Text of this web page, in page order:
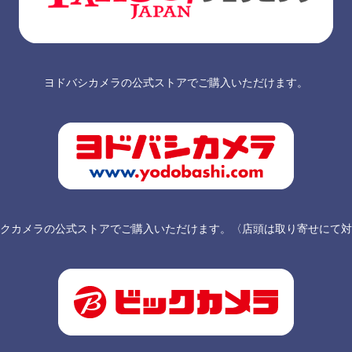
ヨドバシカメラの公式ストアでご購入いただけます。
カメラの公式ストアでご購入いただけます。〈店頭は取り寄せにて